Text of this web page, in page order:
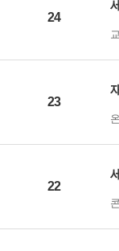
24
23
22